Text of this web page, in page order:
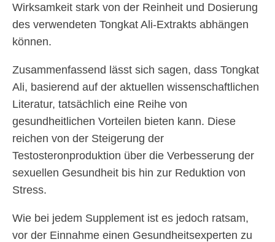
Wirksamkeit stark von der Reinheit und Dosierung
des verwendeten Tongkat Ali-Extrakts abhängen
können.
Zusammenfassend lässt sich sagen, dass Tongkat
Ali, basierend auf der aktuellen wissenschaftlichen
Literatur, tatsächlich eine Reihe von
gesundheitlichen Vorteilen bieten kann. Diese
reichen von der Steigerung der
Testosteronproduktion über die Verbesserung der
sexuellen Gesundheit bis hin zur Reduktion von
Stress.
Wie bei jedem Supplement ist es jedoch ratsam,
vor der Einnahme einen Gesundheitsexperten zu